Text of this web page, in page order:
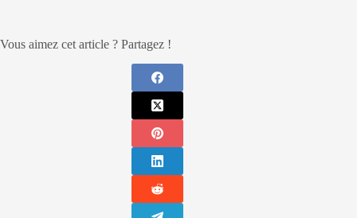
Vous aimez cet article ? Partagez !